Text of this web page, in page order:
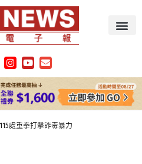
處重拳打擊詐毒暴力